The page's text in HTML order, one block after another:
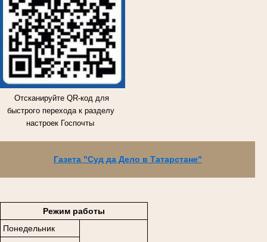
Отсканируйте QR-код для
быстрого перехода к разделу
настроек Госпочты
Газета "Суд да Дело в Татарстане"
Режим работы
Понедельник